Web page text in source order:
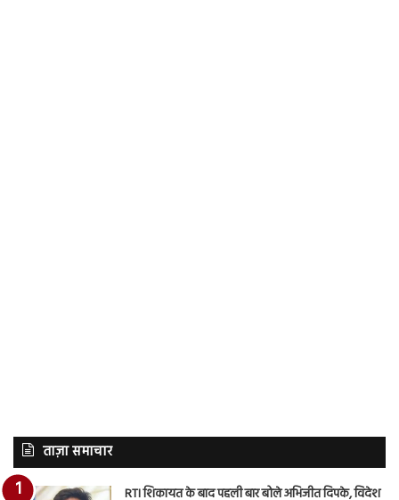
ताज़ा समाचार
RTI शिकायत के बाद पहली बार बोले अभिजीत दिपके, विदेश